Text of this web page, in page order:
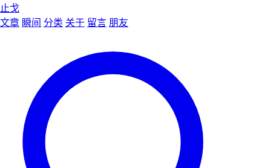
止戈
文章 瞬间 分类 关于 留言 朋友